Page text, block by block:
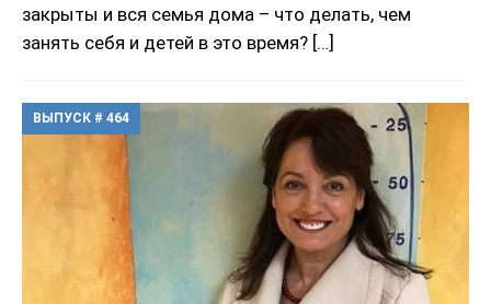
закрыты и вся семья дома – что делать, чем
занять себя и детей в это время? […]
ВЫПУСК # 464